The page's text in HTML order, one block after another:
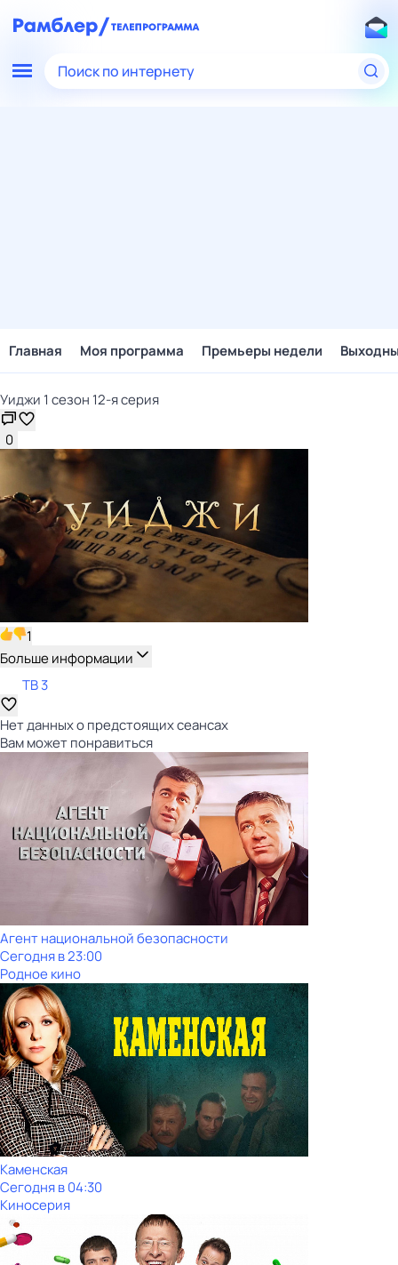
Поиск по интернету
Главная Моя программа Премьеры недели
Уиджи 1 сезон 12-я серия
0
1
Больше информации
ТВ 3
Нет данных о предстоящих сеансах
Вам может понравиться
Агент национальной безопасности
Сегодня в 23:00
Родное кино
Каменская
Сегодня в 04:30
Киносерия